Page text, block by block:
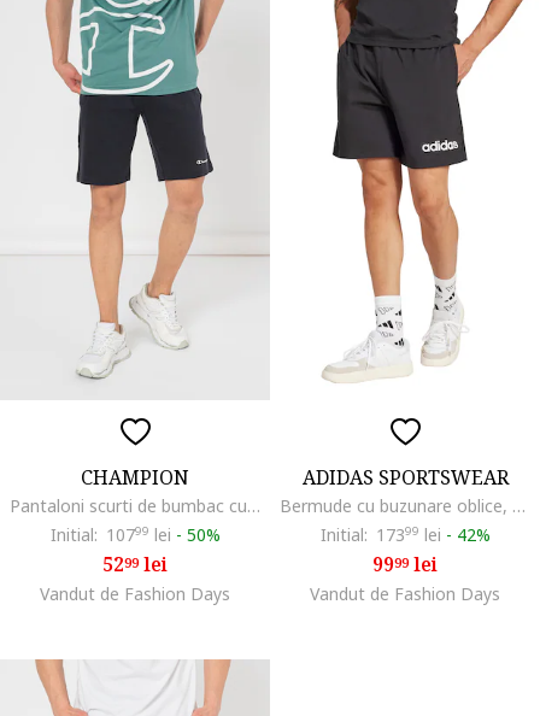
CHAMPION
Pantaloni scurti de bumbac cu snur, Albastru ultramarin
Initial: 10799 lei - 50%
5299lei
Vandut de Fashion Days
ADIDAS SPORTSWEAR
Bermude cu buzunare oblice, Alb/Negru stins
Initial: 17399 lei - 42%
9999lei
Vandut de Fashion Days